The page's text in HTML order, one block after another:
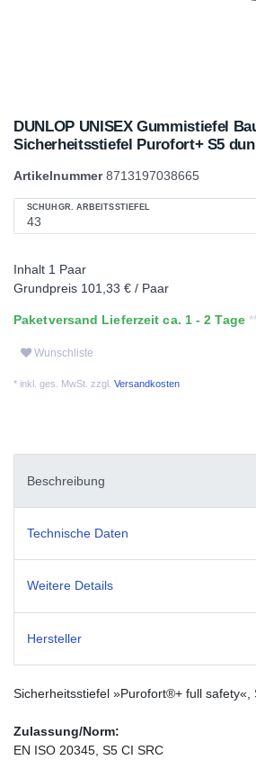
DUNLOP UNISEX Gummistiefel
Sicherheitsstiefel Purofort+ S5
Artikelnummer8713197038665
SCHUHGR. ARBEITSSTIEFEL
Inhalt 1 Paar
Grundpreis 101,33 € / Paar
Paketversand Lieferzeit ca. 1 - 2 Tage
Wunschliste
* inkl. ges. MwSt. zzgl. Versandkosten
Beschreibung
Technische Daten
Weitere Details
Hersteller
Sicherheitsstiefel »Purofort®+ full safety«,
Zulassung/Norm:
EN ISO 20345, S5 CI SRC